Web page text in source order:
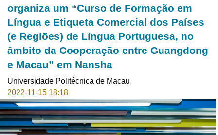
organiza um “Curso de Formação em
Língua e Etiqueta Comercial dos Países
(e Regiões) de Língua Portuguesa, no
âmbito da Cooperação entre Guangdong
e Macau” em Nansha
Universidade Politécnica de Macau
2022-11-15 18:18